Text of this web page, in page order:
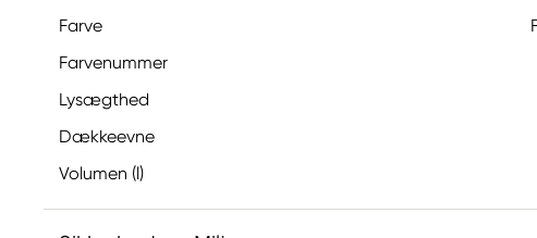
Farve
Farvenummer
Lysægthed
Dækkeevne
Volumen (l)